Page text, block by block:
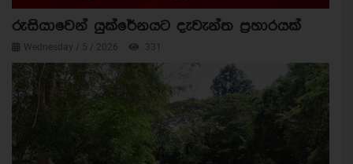
රුසියාවෙන් යුක්රේනයට දැවැන්ත ප්‍රහාරයක්
Wednesday / 5 / 2026 331